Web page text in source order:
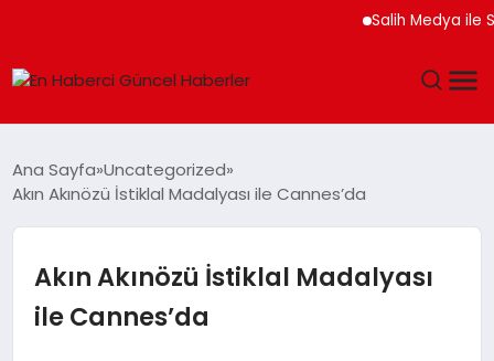
Salih Medya ile
SAĞLIK
TEKNOLOJI
Ana Sayfa Uncategorized
Akın Akınözü İstiklal Madalyası ile Cannes’da
Akın Akınözü İstiklal Madalyası
ile Cannes’da